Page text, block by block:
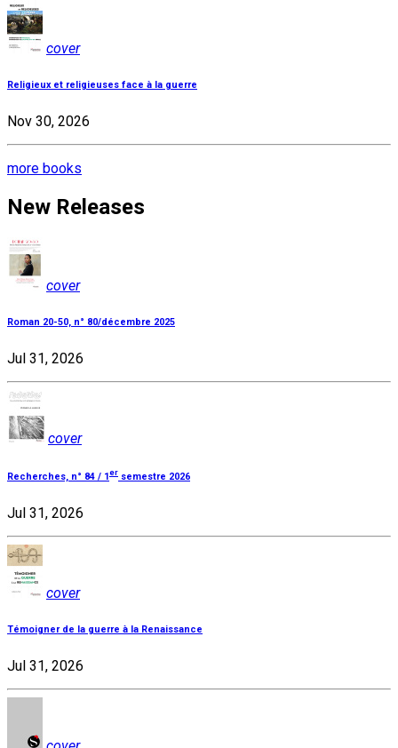
cover
Religieux et religieuses face à la guerre
Nov 30, 2026
more books
New Releases
cover
Roman 20-50, n° 80/décembre 2025
Jul 31, 2026
cover
Recherches, n° 84 / 1 er semestre 2026
Jul 31, 2026
cover
Témoigner de la guerre à la Renaissance
Jul 31, 2026